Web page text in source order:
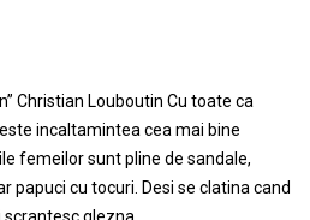
Christian Louboutin Cu toate ca
incaltamintea cea mai bine
femeilor sunt pline de sandale,
papuci cu tocuri. Desi se clatina cand